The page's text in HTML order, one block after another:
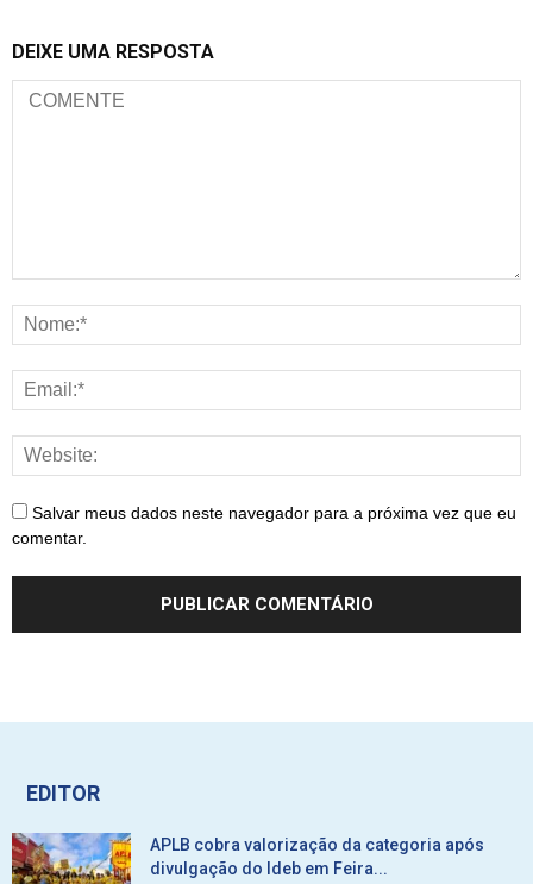
DEIXE UMA RESPOSTA
Salvar meus dados neste navegador para a próxima vez que eu
comentar.
EDITOR
APLB cobra valorização da categoria após
divulgação do Ideb em Feira...